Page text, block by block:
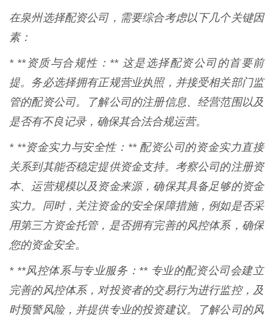
在泉州选择配资公司，需要综合考虑以下几个关键因
素：
* **资质与合规性：** 这是选择配资公司的首要前
提。务必选择拥有正规营业执照，并接受相关部门监
管的配资公司。了解公司的注册信息、经营范围以及
是否有不良记录，确保其合法合规运营。
* **资金实力与安全性：** 配资公司的资金实力直接
关系到其能否稳定提供资金支持。考察公司的注册资
本、运营规模以及资金来源，确保其具备足够的资金
实力。同时，关注资金的安全保障措施，例如是否采
用第三方资金托管，是否拥有完善的风控体系，确保
您的资金安全。
* **风控体系与专业服务：** 专业的配资公司会建立
完善的风控体系，对投资者的交易行为进行监控，及
时预警风险，并提供专业的投资建议。了解公司的风